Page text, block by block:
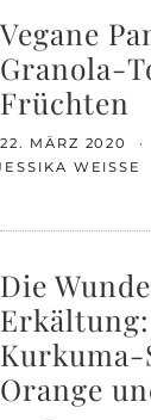
Vegane
Granola-
Früchten
22. MÄRZ 2020
WEISSE
Die
Orange